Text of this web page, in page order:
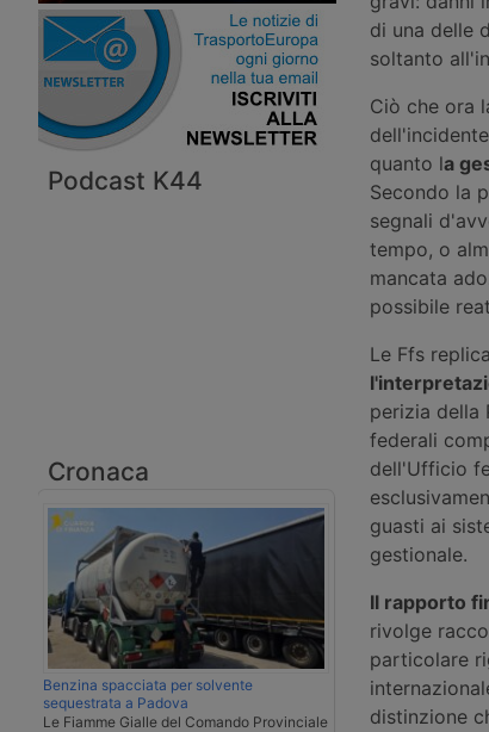
Podcast K44
Cronaca
Benzina spacciata per solvente
sequestrata a Padova
Le Fiamme Gialle del Comando Provinciale
di una delle
soltanto
Ciò che ora
quanto la
Secondo la
segnali
tempo, o
mancata
possibile
Le Ffs
perizia della
federali
dell'Ufficio
guasti ai
gestionale.
Il rapporto
rivolge
particolare
distinzione